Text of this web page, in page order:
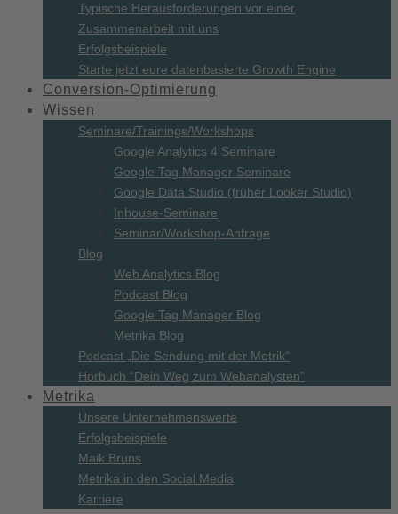
Typische Herausforderungen vor einer
Zusammenarbeit mit uns
Erfolgsbeispiele
Starte jetzt eure datenbasierte Growth Engine
Conversion-Optimierung
Wissen
Seminare/Trainings/Workshops
Google Analytics 4 Seminare
Google Tag Manager Seminare
Google Data Studio (früher Looker Studio)
Inhouse-Seminare
Seminar/Workshop-Anfrage
Blog
Web Analytics Blog
Podcast Blog
Google Tag Manager Blog
Metrika Blog
Podcast „Die Sendung mit der Metrik“
Hörbuch “Dein Weg zum Webanalysten”
Metrika
Unsere Unternehmenswerte
Erfolgsbeispiele
Maik Bruns
Metrika in den Social Media
Karriere